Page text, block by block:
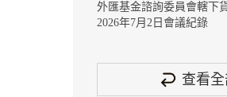
外匯基金諮詢委員會轄下
2026年7月2日會議紀錄
查看